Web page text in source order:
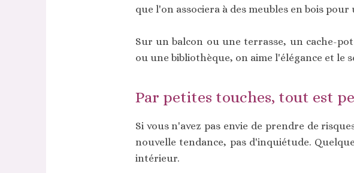
que l'on associera à des meubles en bois
Sur un balcon ou une terrasse, un cache-
ou une bibliothèque, on aime l'élégance et le
Par petites touches, tout est
Si vous n'avez pas envie de prendre de
nouvelle tendance, pas d'inquiétude.
intérieur.